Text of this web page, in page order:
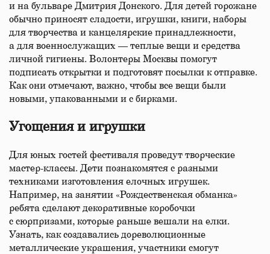
и на бульваре Дмитрия Донского. Для детей горожане
обычно приносят сладости, игрушки, книги, наборы
для творчества и канцелярские принадлежности,
а для военнослужащих — теплые вещи и средства
личной гигиены. Волонтеры Москвы помогут
подписать открытки и подготовят посылки к отправке.
Как они отмечают, важно, чтобы все вещи были
новыми, упакованными и с бирками.
Угощения и игрушки
Для юных гостей фестиваля проведут творческие
мастер-классы. Дети познакомятся с разными
техниками изготовления елочных игрушек.
Например, на занятии «Рождественская обманка»
ребята сделают декоративные коробочки
с сюрпризами, которые раньше вешали на елки.
Узнать, как создавались дореволюционные
металлические украшения, участники смогут